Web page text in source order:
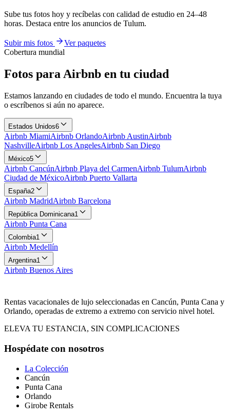
Sube tus fotos hoy y recíbelas con calidad de estudio en 24–48
horas. Destaca entre los anuncios de Tulum.
Subir mis fotos
Ver paquetes
Cobertura mundial
Fotos para Airbnb en tu ciudad
Estamos lanzando en ciudades de todo el mundo. Encuentra la tuya
o escríbenos si aún no aparece.
Estados Unidos6
Airbnb MiamiAirbnb OrlandoAirbnb AustinAirbnb
NashvilleAirbnb Los AngelesAirbnb San Diego
México5
Airbnb CancúnAirbnb Playa del CarmenAirbnb TulumAirbnb
Ciudad de MéxicoAirbnb Puerto Vallarta
España2
Airbnb MadridAirbnb Barcelona
República Dominicana1
Airbnb Punta Cana
Colombia1
Airbnb Medellín
Argentina1
Airbnb Buenos Aires
Rentas vacacionales de lujo seleccionadas en Cancún, Punta Cana y
Orlando, operadas de extremo a extremo con servicio nivel hotel.
ELEVA TU ESTANCIA, SIN COMPLICACIONES
Hospédate con nosotros
La Colección
Cancún
Punta Cana
Orlando
Girobe Rentals